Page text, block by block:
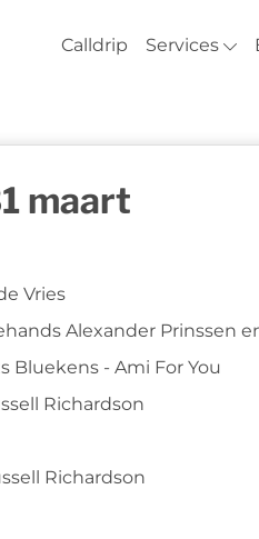
Calldrip Services
maart
Vries
Alexander Prinssen
Bluekens - Ami For You
Richardson
Richardson